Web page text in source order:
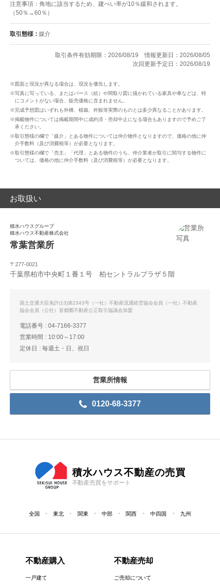
注意事項：角地に該当するため、建ぺい率が10％緩和されます。
（50％→60％）
取引態様 媒介
取引条件有効期限：2026/08/19
情報更新日：2026/08/05
次回更新予定日：2026/08/19
※図面と現況が異なる場合は、現況を優先します。
※写真に写っている、またはパース（絵）や間取り図に描かれている家具や車などは、特
にコメントがない場合、販売価格に含まれません。
※完成予想図はいずれも外構、植栽、外観等実際のものとは多少異なることがあります。
※掲載物件については掲載期間中に成約済・売却中止になる場合もありますので予めご了
承ください。
※取引態様の欄で「媒介」とある物件については仲介物件となりますので、価格の他に仲
介手数料（及び消費税等）が必要となります。
※取引態様の欄で「売主」「代理」とある物件のうち、仲介業者が取引に関与する物件に
ついては、価格の他に仲介手数料（及び消費税等）が必要となります。
お取扱い
積水ハウスグループ
積水ハウス不動産株式会社
常葉営業所
〒277-0021
千葉県柏市中央町１番１号 柏セントラルプラザ５階
国土交通大臣免許(13)第2343号（一社）不動産流通経営協会会員（一社）不動産
協会会員（公社）首都圏不動産公正取引協議会加盟
0120-68-3377
電話番号
04-7166-3377
営業時間
10:00～17:00
定休日
毎週土・日、祝日
営業所情報
積水ハウス不動産の売買
不動産売買をサポート
全国 東北 関東 中部 関西 中四国 九州
不動産購入
一戸建て
不動産売却
ご売却について